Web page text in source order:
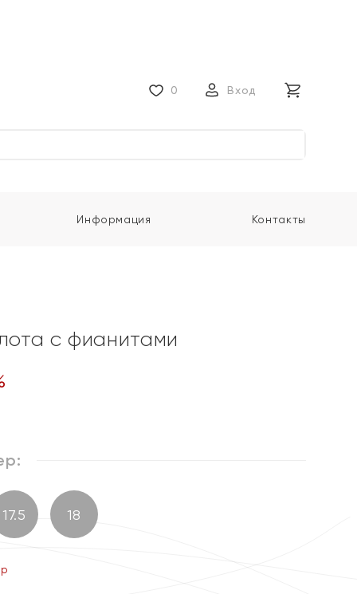
0 Вход
Информация Контакты
с фианитами
17.5 18